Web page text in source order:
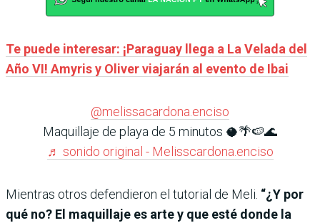
Te puede interesar: ¡Paraguay llega a La Velada del
Año VI! Amyris y Oliver viajarán al evento de Ibai
@melissacardona.enciso
Maquillaje de playa de 5 minutos 🥥🌴🍉🌊
♬ sonido original - Melisscardona.enciso
Mientras otros defendieron el tutorial de Meli. “¿Y por
qué no? El maquillaje es arte y que esté donde la